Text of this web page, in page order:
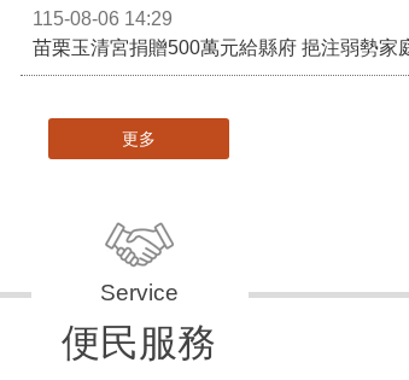
115-08-06 14:29
苗栗玉清宮捐贈500萬元給縣府 挹注弱勢家
更多
便民服務